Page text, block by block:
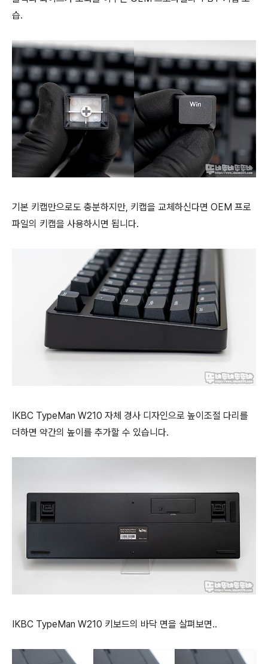
습.
기본 키캡만으로도 충분하지만, 키캡을 교체하신다면 OEM 프로
파일의 키캡을 사용하시면 됩니다.
IKBC TypeMan W210 자체 경사 디자인으로 높이조절 다리를
더하면 약간의 높이를 추가할 수 있습니다.
IKBC TypeMan W210 키보드의 바닥 면을 살펴보면..